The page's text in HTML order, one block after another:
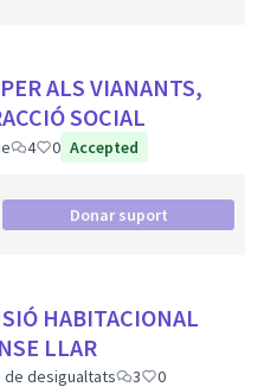
ALS VIANANTS,
SOCIAL
4 0 Accepted
Donar suport
HABITACIONAL
LLAR
de desigualtats 3
0